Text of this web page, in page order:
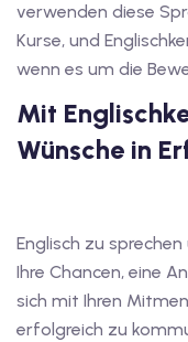
B1
Deutschkurse mit
mit Gutschein
mit Gutschein B1
verwenden diese
Kurse, und
wenn es um die
Mit
Wünsche in
Englisch zu
Ihre Chancen, eine
sich mit Ihren
erfolgreich zu